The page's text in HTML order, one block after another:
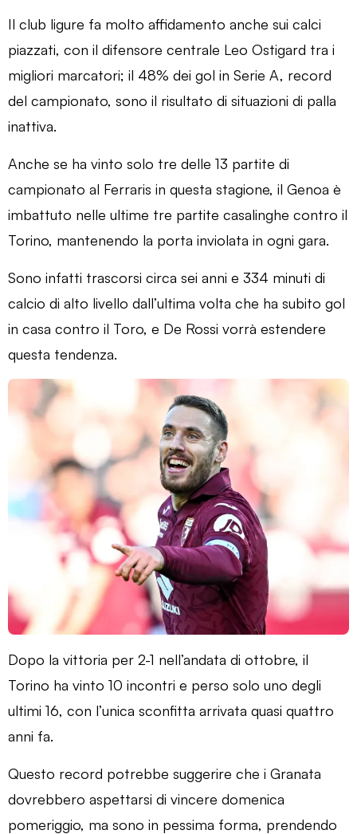
Il club ligure fa molto affidamento anche sui calci
piazzati, con il difensore centrale Leo Ostigard tra i
migliori marcatori; il 48% dei gol in Serie A, record
del campionato, sono il risultato di situazioni di palla
inattiva.
Anche se ha vinto solo tre delle 13 partite di
campionato al Ferraris in questa stagione, il Genoa è
imbattuto nelle ultime tre partite casalinghe contro il
Torino, mantenendo la porta inviolata in ogni gara.
Sono infatti trascorsi circa sei anni e 334 minuti di
calcio di alto livello dall’ultima volta che ha subito gol
in casa contro il Toro, e De Rossi vorrà estendere
questa tendenza.
Dopo la vittoria per 2-1 nell’andata di ottobre, il
Torino ha vinto 10 incontri e perso solo uno degli
ultimi 16, con l’unica sconfitta arrivata quasi quattro
anni fa.
Questo record potrebbe suggerire che i Granata
dovrebbero aspettarsi di vincere domenica
pomeriggio, ma sono in pessima forma, prendendo